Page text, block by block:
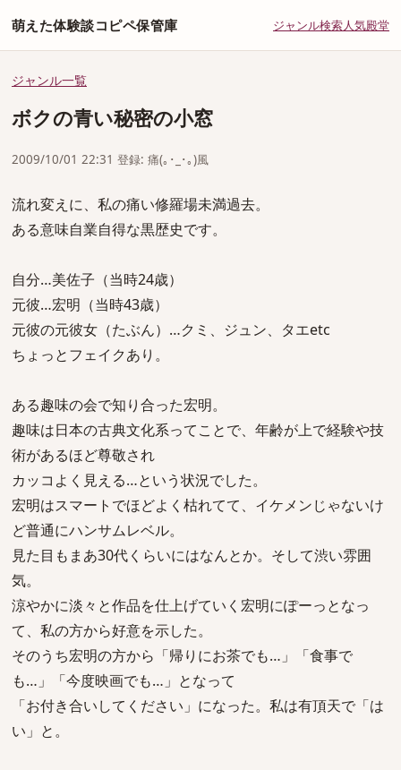
萌えた体験談コピペ保管庫 ジャンル検索人気殿堂
ジャンル一覧
ボクの青い秘密の小窓
2009/10/01 22:31 登録: 痛(｡･_･｡)風
流れ変えに、私の痛い修羅場未満過去。
ある意味自業自得な黒歴史です。
自分…美佐子（当時24歳）
元彼…宏明（当時43歳）
元彼の元彼女（たぶん）…クミ、ジュン、タエetc
ちょっとフェイクあり。
ある趣味の会で知り合った宏明。
趣味は日本の古典文化系ってことで、年齢が上で経験や技
術があるほど尊敬され
カッコよく見える…という状況でした。
宏明はスマートでほどよく枯れてて、イケメンじゃないけ
ど普通にハンサムレベル。
見た目もまあ30代くらいにはなんとか。そして渋い雰囲
気。
涼やかに淡々と作品を仕上げていく宏明にぽーっとなっ
て、私の方から好意を示した。
そのうち宏明の方から「帰りにお茶でも…」「食事で
も…」「今度映画でも…」となって
「お付き合いしてください」になった。私は有頂天で「は
い」と。